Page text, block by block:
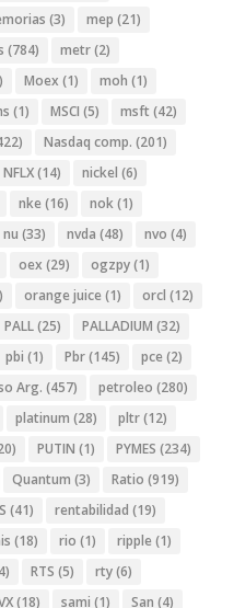
(3) mep (21)
(784) metr(2)
Moex (1) moh (1)
(1) MSCI (5) msft (42)
Nasdaq comp. (201)
NFLX(14) nickel (6)
nke (16) nok(1)
nu (33) nvda (48) nvo (4)
oex (29) ogzpy(1)
orange juice (1) orcl (12)
PALL(25) PALLADIUM (32)
pbi (1) Pbr(145) pce (2)
Arg. (457) petroleo (280)
platinum (28) pltr(12)
PUTIN (1) PYMES (234)
Quantum (3) Ratio (919)
(41) rentabilidad (19)
(18) rio (1) ripple (1)
RTS (5) rty(6)
(18) sami (1) San (4)